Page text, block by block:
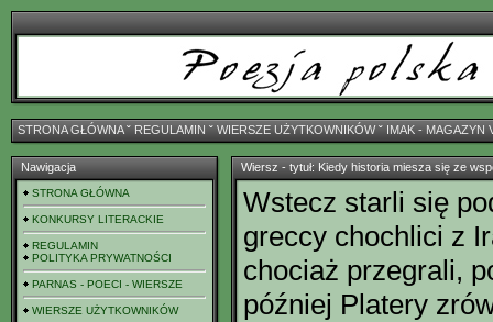
STRONA GŁÓWNAˇ REGULAMIN ˇ WIERSZE UŻYTKOWNIKÓWˇ IMAK - MAGAZYN
Nawigacja
STRONA GŁÓWNA
KONKURSY LITERACKIE
REGULAMIN
POLITYKA PRYWATNOŚCI
PARNAS - POECI - WIERSZE
WIERSZE UŻYTKOWNIKÓW
Wiersz - tytuł: Kiedy historia miesza się ze
Wstecz starli się
greccy chochlici z
chociaż przegrali,
później Platery